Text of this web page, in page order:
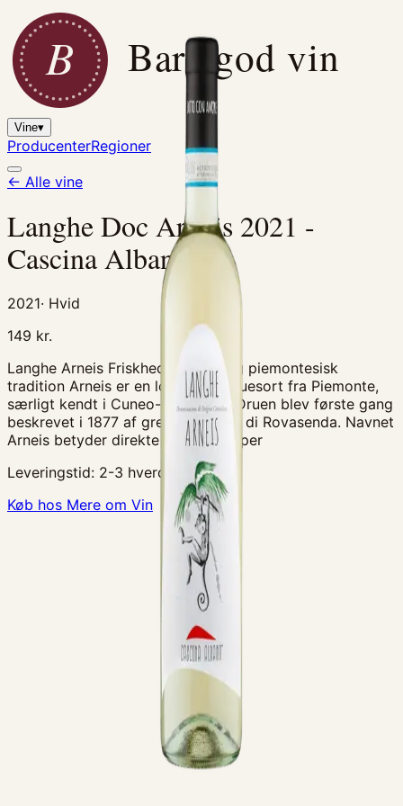
B Bare god vin
Vine▾
ProducenterRegioner
← Alle vine
Langhe Doc Arneis 2021 -
Cascina Albano
2021· Hvid
149 kr.
Langhe Arneis Friskhed, finesse og piemontesisk
tradition Arneis er en lokal hvid druesort fra Piemonte,
særligt kendt i Cuneo-provinsen. Druen blev første gang
beskrevet i 1877 af grev Giuseppe di Rovasenda. Navnet
Arneis betyder direkte oversat en per
Leveringstid: 2-3 hverdage
Køb hos Mere om Vin